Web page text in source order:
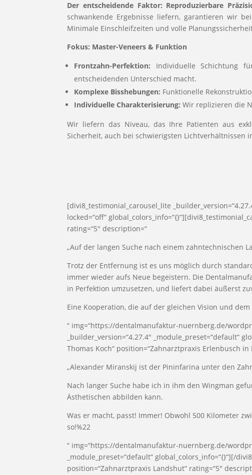
Der entscheidende Faktor: Reproduzierbare
schwankende Ergebnisse liefern, garantieren wir
Minimale Einschleifzeiten und volle
Fokus: Master-Veneers & Funktion
Frontzahn-Perfektion: Individuelle Schichtung
entscheidenden Unterschied macht.
Komplexe Bisshebungen: Funktionelle
Individuelle Charakterisierung: Wir replizieren die
Wir liefern das Niveau, das Ihre Patienten aus
Sicherheit, auch bei schwierigsten Lichtverhältnissen
[divi8_testimonial_carousel_lite
locked=“off“
rating=“5″ description=“
„Auf der langen Suche nach einem zahntechnischen
Trotz der Entfernung ist es uns möglich durch
immer wieder aufs Neue begeistern. Die
in Perfektion umzusetzen, und liefert dabei äußerst
Eine Kooperation, die auf der gleichen Vision und
“ img=“https://dentalmanufaktur-nuernberg.de/
_builder_version=“4.27.4″ _module_preset=“default“
Thomas Koch“ position=“Zahnarztpraxis Erlenbusch
„Alexander Miranskij ist der Pininfarina unter den
Nach langer Suche habe ich in ihm den Wingman
Ästhetischen abbilden kann.
Was er macht, passt! Immer! Obwohl 500 Kilometer
so!%22
“ img=“https://dentalmanufaktur-nuernberg.de/
_module_preset=“default“ global_colors_info=“{}“][/
position=“Zahnarztpraxis Landshut“ rating=“5″